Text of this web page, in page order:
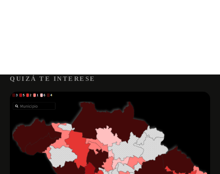
QUIZÁ TE INTERESE